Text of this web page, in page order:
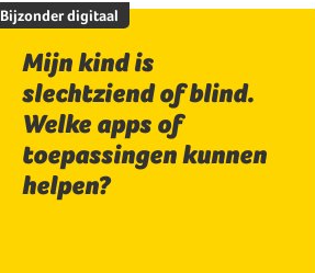
Bijzonder digitaal
Mijn kind is
slechtziend of blind.
Welke apps of
toepassingen kunnen
helpen?